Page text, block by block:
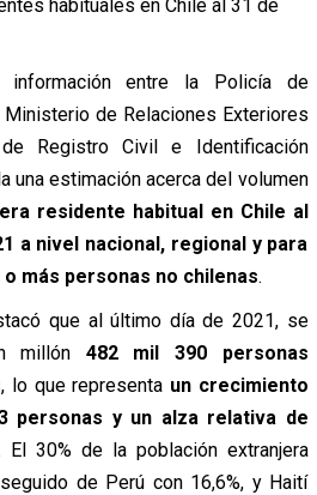
habituales en Chile al 31 de
entre la Policía de
de Relaciones Exteriores
Registro Civil e Identificación
una estimación acerca del volumen
residente habitual en Chile al
a nivel nacional, regional y para
más personas no chilenas.
que al último día de 2021, se
millón 482 mil 390 personas
, lo que representa un crecimiento
personas y un alza relativa de
. El 30% de la población extranjera
de Perú con 16,6%, y Haití